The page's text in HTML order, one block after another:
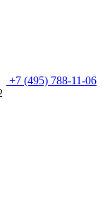
+7 (495) 788-11-06